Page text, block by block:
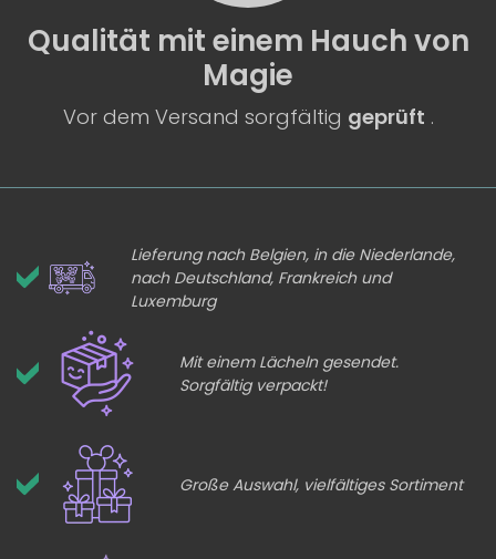
Qualität mit einem Hauch von
Magie
Vor dem Versand sorgfältig geprüft .
Lieferung nach Belgien, in die Niederlande,
nach Deutschland, Frankreich und
Luxemburg
Mit einem Lächeln gesendet.
Sorgfältig verpackt!
Große Auswahl, vielfältiges Sortiment